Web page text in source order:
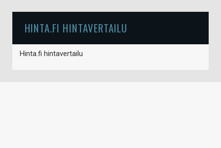
HINTA.FI HINTAVERTAILU
Hinta.fi hintavertailu